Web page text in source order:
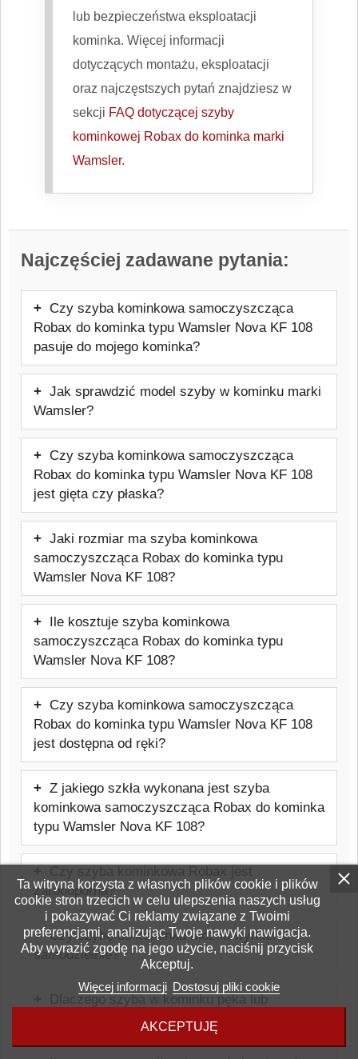
Ta witryna korzysta z własnych plików cookie i plików
cookie stron trzecich w celu ulepszenia naszych usług
i pokazywać Ci reklamy związane z Twoimi
preferencjami, analizując Twoje nawyki nawigacja.
Aby wyrazić zgodę na jego użycie, naciśnij przycisk
Akceptuj.
Więcej informacji Dostosuj pliki cookie
AKCEPTUJĘ
lub bezpieczeństwa eksploatacji
kominka. Więcej informacji
dotyczących montażu, eksploatacji
oraz najczęstszych pytań znajdziesz w
sekcji FAQ dotyczącej szyby
kominkowej Robax do kominka marki
Wamsler.
Najczęściej zadawane pytania:
Czy szyba kominkowa samoczyszcząca
Robax do kominka typu Wamsler Nova KF 108
pasuje do mojego kominka?
Tak, szyba będzie pasować. Oferowany
model jest przeznaczony do kominków
marki Wamsler. Przed zakupem warto
sprawdzić dokładny model urządzenia,
aby uniknąć pomyłki.
Jak sprawdzić model szyby w kominku marki
Wamsler?
Najpewniejszym sposobem jest
sprawdzenie tabliczki znamionowej pieca
lub dokumentacji technicznej urządzenia.
Warto też skontaktować się z
producentem lub sprzedawcą urządzenia
w celu weryfikacji potrzebnych informacji.
Czy szyba kominkowa samoczyszcząca
Robax do kominka typu Wamsler Nova KF 108
jest gięta czy płaska?
Ten model szyby jest to szyba kominkowa
płaska, dopasowana do danego frontu
pieca. Typ szyby: Żaroodporna
Jaki rozmiar ma szyba kominkowa
samoczyszcząca Robax do kominka typu
Wamsler Nova KF 108?
Szyba kominkowa samoczyszcząca
Robax do kominka typu Wamsler Nova
KF 108 ma rozmiar: 320x320 mm.
Ile kosztuje szyba kominkowa
samoczyszcząca Robax do kominka typu
Wamsler Nova KF 108?
Cena: 215,04 zł brutto.
Czy szyba kominkowa samoczyszcząca
Robax do kominka typu Wamsler Nova KF 108
jest dostępna od ręki?
Produkt jest wykonywany na indywidualne
zamówienie, dlatego nie jest produktem
magazynowym dostępnym od ręki.
Z jakiego szkła wykonana jest szyba
kominkowa samoczyszcząca Robax do kominka
typu Wamsler Nova KF 108?
Szyba wykonana jest ze szkła
ceramicznego Schott Robax, odpornego
na temperatury do około 800°C,
stosowanego w kominkach i piecach.
żaroodporna?
Tak, jest to szkło żaroodporne
przeznaczone do kominków i pieców.
Wytrzymuje temperatury do około 800°C.
Czy szybę do kominka można wymienić
samodzielnie?
W wielu przypadkach wymiana jest
możliwa samodzielnie, jednak należy
zachować ostrożność i stosować się do
zaleceń producenta urządzenia. Warto też
Dlaczego szyba w kominku pęka lub
Najczęstszą przyczyną jest błędnie